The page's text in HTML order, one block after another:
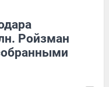
Ройзман